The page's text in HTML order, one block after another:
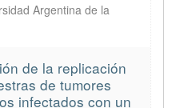
Argentina de la
de la replicación
de tumores
infectados con un